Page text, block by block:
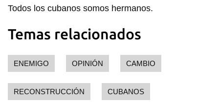
Todos los cubanos somos hermanos.
Temas relacionados
ENEMIGO OPINIÓN CAMBIO
RECONSTRUCCIÓN CUBANOS